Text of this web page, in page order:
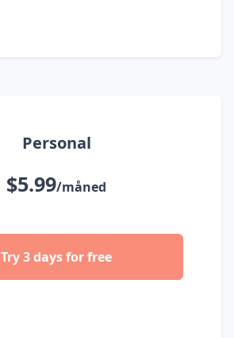
Personal
$5.99/måned
Try 3 days for free